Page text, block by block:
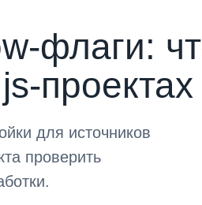
флаги:
проектах
для источников
проверить